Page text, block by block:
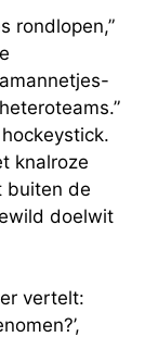
rondlopen,”
knalroze
buiten de
doelwit
vertelt: